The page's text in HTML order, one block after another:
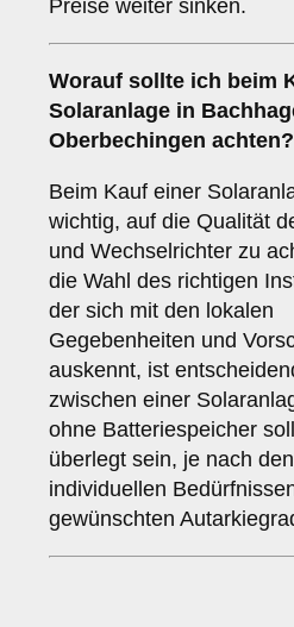
Preise weiter sinken.
Worauf sollte ich beim
Solaranlage in
Oberbechingen achten?
Beim Kauf einer
wichtig, auf die Qualität
und Wechselrichter zu
die Wahl des richtigen
der sich mit den lokalen
Gegebenheiten und
auskennt, ist
zwischen einer
ohne Batteriespeicher
überlegt sein, je nach den
individuellen
gewünschten